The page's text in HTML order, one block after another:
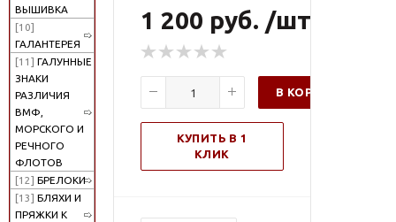
ВЫШИВКА
[10]
ГАЛАНТЕРЕЯ
[11] ГАЛУННЫЕ
ЗНАКИ
РАЗЛИЧИЯ
ВМФ,
МОРСКОГО И
РЕЧНОГО
ФЛОТОВ
[12] БРЕЛОКИ
[13] БЛЯХИ И
ПРЯЖКИ К
1 200 руб. /шт
В КОРЗИНУ
КУПИТЬ В 1
КЛИК